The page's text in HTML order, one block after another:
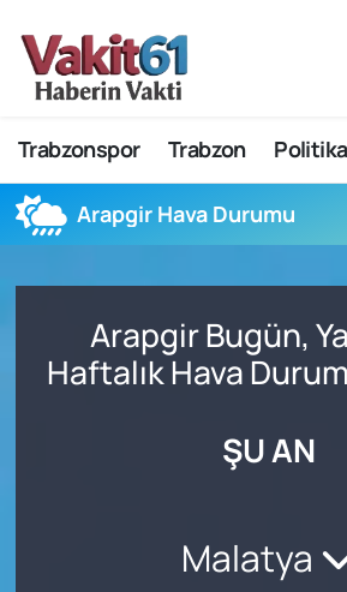
Trabzonspor Trabzon Politika
Arapgir Hava Durumu
Arapgir Bugün,
Haftalık Hava
ŞU AN
Malatya
Nöbetçi Eczaneler
Hava Durumu
Namaz Vakitleri
Süper Lig Puan Durumu ve
Son Dakika Haberleri